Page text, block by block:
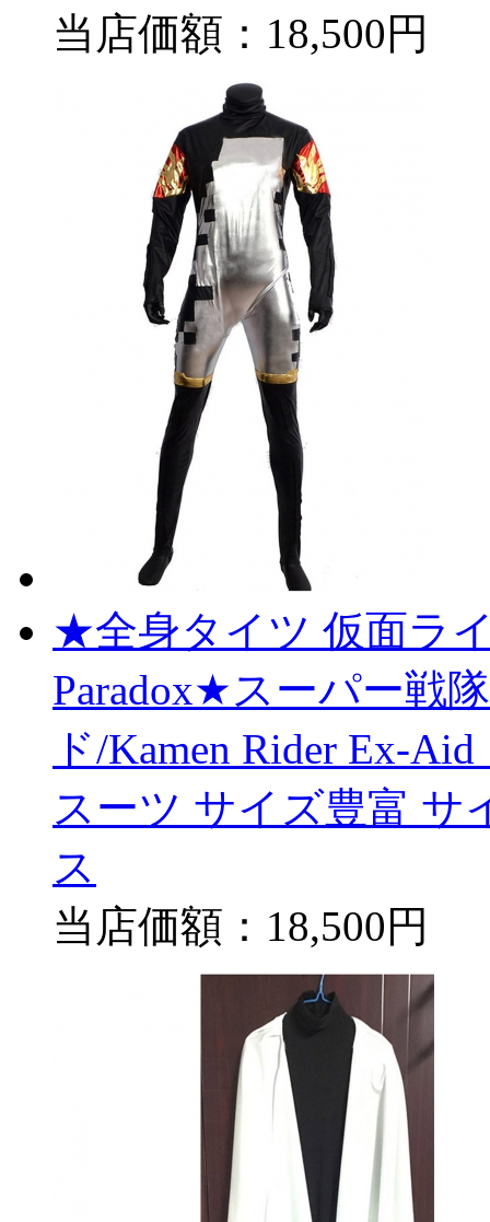
当店価額： 18,500円
★全身タイツ 仮面ラ
Paradox★スーパー戦
ド/Kamen Rider Ex-
スーツ サイズ豊富 サ
ス
当店価額： 18,500円